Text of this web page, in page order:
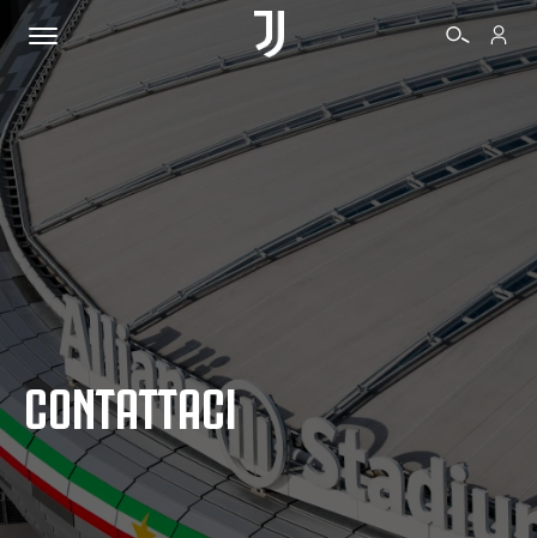
BIGLIETTI
SHOP
BIANCONERI
VIDEO
ALTRO
CONTATTACI